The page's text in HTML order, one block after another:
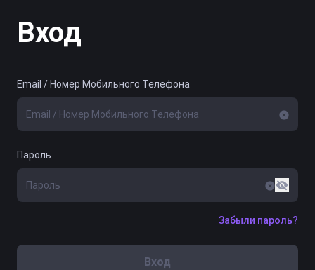
Вход
Email / Номер Мобильного Телефона
Пароль
Забыли пароль?
Вход